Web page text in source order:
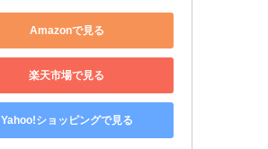
Amazonで見る
楽天市場で見る
Yahoo!ショッピングで見る